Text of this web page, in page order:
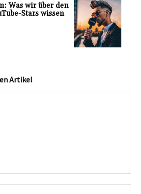
Was wir über den
Stars wissen
Artikel